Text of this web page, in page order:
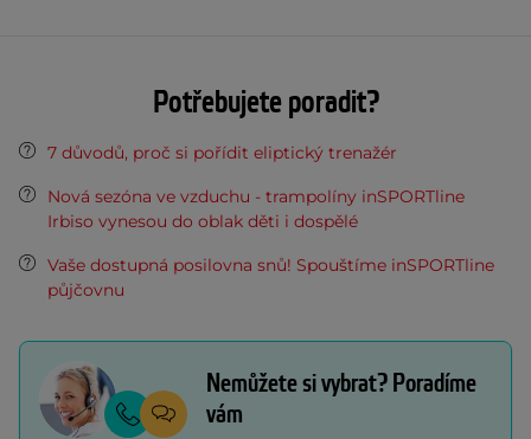
Potřebujete poradit?
7 důvodů, proč si pořídit eliptický trenažér
Nová sezóna ve vzduchu - trampolíny inSPORTline
Irbiso vynesou do oblak děti i dospělé
Vaše dostupná posilovna snů! Spouštíme inSPORTline
půjčovnu
Nemůžete si vybrat? Poradíme
vám